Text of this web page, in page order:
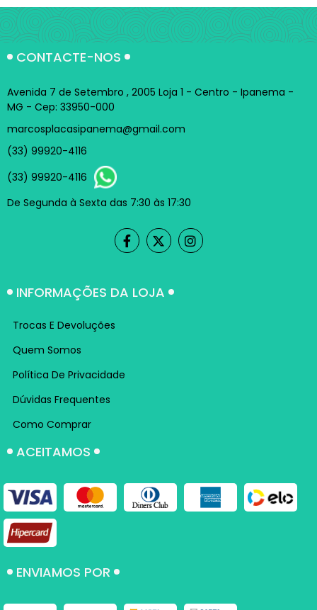
CONTACTE-NOS
Avenida 7 de Setembro , 2005 Loja 1 - Centro - Ipanema -
MG - Cep: 33950-000
marcosplacasipanema@gmail.com
(33) 99920-4116
(33) 99920-4116
De Segunda à Sexta das 7:30 às 17:30
INFORMAÇÕES DA LOJA
Trocas E Devoluções
Quem Somos
Política De Privacidade
Dúvidas Frequentes
Como Comprar
ACEITAMOS
ENVIAMOS POR